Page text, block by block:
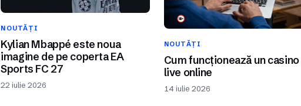
NOUTĂȚI
Kylian Mbappé este noua
imagine de pe coperta EA
Sports FC 27
22 iulie 2026
NOUTĂȚI
Cum funcționează un casino
live online
14 iulie 2026